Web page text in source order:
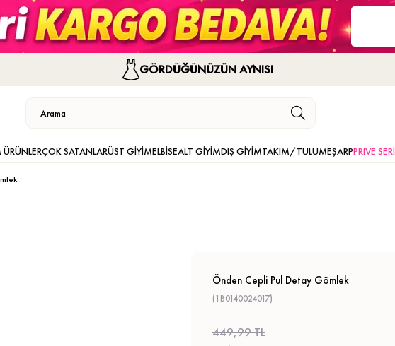
GÖRDÜĞÜNÜZÜN AYNISI
ÇOK SATANLARÜST GİYİMELBİSEALT GİYİMDIŞ GİYİMTAKIM/TULUMEŞARPPRIVE SERİ
Önden Cepli Pul Detay Gömlek
(1B0140024017)
449,99 TL